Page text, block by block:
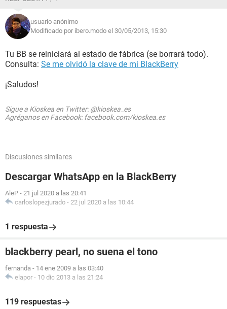
usuario anónimo
Modificado por ibero.modo el 30/05/2013, 15:30
Tu BB se reiniciará al estado de fábrica (se borrará todo).
Consulta: Se me olvidó la clave de mi BlackBerry
¡Saludos!
Sigue a Kioskea en Twitter: @kioskea_es
Agréganos en Facebook: facebook.com/kioskea.es
Discusiones similares
Descargar WhatsApp en la BlackBerry
AleP - 21 jul 2020 a las 20:41
carloslopezjurado - 22 jul 2020 a las 10:44
1 respuesta
blackberry pearl, no suena el tono
fernanda - 14 ene 2009 a las 03:40
elapor - 10 dic 2013 a las 21:24
119 respuestas